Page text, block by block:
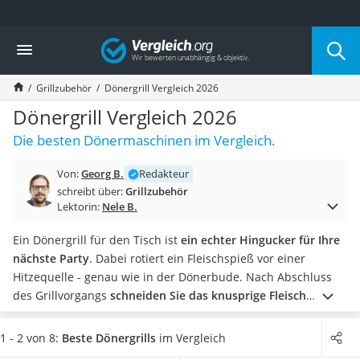
Die beliebtesten Vergleiche nach Kategorie
Baumarkt
Tresor feuerfest
Makita-Akku-Rasenmäher
Kappsäge
Smartes Türschloss
Akku-Rasentrimmer
Feuchtigkeitsmessgerät
Split-Klimaanlage 2 Innengeräte
Pelletofen
Tiefbrunnenpumpe
Fliesenschneider
Hochdruckreiniger
Doppelschleifer
Überwachungskamera
Benzinrasenmäher mit Elektrostart
Vergleich
Grillzubehör Dönergrill Vergleich 2026
Dönergrill Vergleich 2026
Die besten Dönermaschinen im Vergleich.
Von:Georg B.
Redakteur
schreibt über:Grillzubehör
Lektorin: Nele B.
Ein Dönergrill für den Tisch ist ein echter Hingucker für Ihre
nächste Party. Dabei rotiert ein Fleischspieß vor einer
Hitzequelle - genau wie in der Dönerbude. Nach Abschluss
des Grillvorgangs schneiden Sie das knusprige Fleisch
herunter und servieren Ihren Gästen authentischen Döner
Kebab . Allerdings gibt es große Qualitätsunterschiede
1 - 2 von 8: Beste Dönergrills im Vergleich